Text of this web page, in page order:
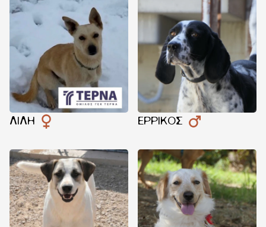
ΛΊΛΗ ΕΡΡΊΚΟΣ